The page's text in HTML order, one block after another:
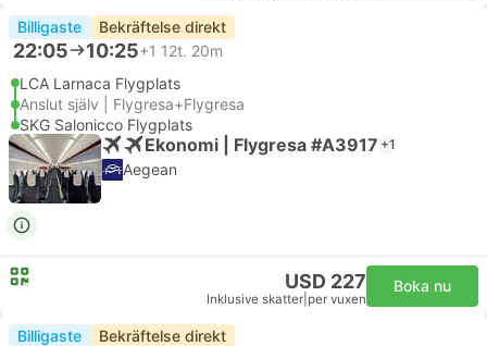
Billigaste Bekräftelse direkt
22:05 10:25+1 12t. 20m
LCA Larnaca Flygplats
Anslut själv | Flygresa+Flygresa
SKG Salonicco Flygplats
Ekonomi | Flygresa #A3917 +1
Aegean
USD 227
Inklusive skatter per vuxen
Boka nu
Billigaste Bekräftelse direkt